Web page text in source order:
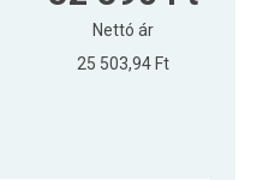
súlyzó 8 kg
24 590 Ft
Nettó ár
25 503,94 Ft